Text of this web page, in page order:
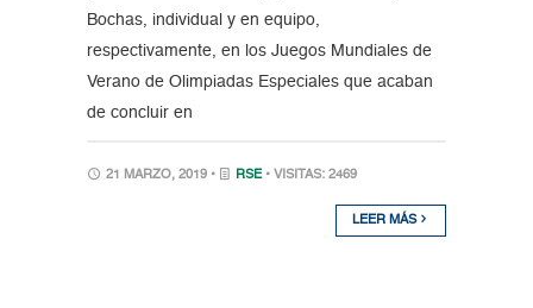
Bochas, individual y en equipo,
respectivamente, en los Juegos Mundiales de
Verano de Olimpiadas Especiales que acaban
de concluir en
21 MARZO, 2019 • RSE • VISITAS: 2469
LEER MÁS